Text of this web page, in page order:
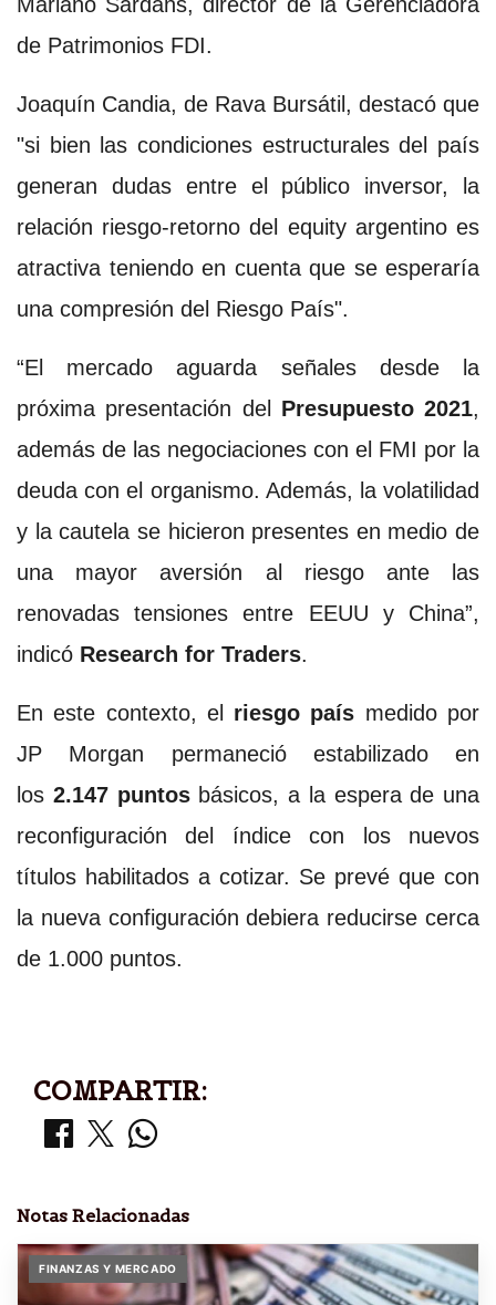
Mariano Sardáns, director de la Gerenciadora
de Patrimonios FDI.
Joaquín Candia, de Rava Bursátil, destacó que
"si bien las condiciones estructurales del país
generan dudas entre el público inversor, la
relación riesgo-retorno del equity argentino es
atractiva teniendo en cuenta que se esperaría
una compresión del Riesgo País".
“El mercado aguarda señales desde la
próxima presentación del Presupuesto 2021,
además de las negociaciones con el FMI por la
deuda con el organismo. Además, la volatilidad
y la cautela se hicieron presentes en medio de
una mayor aversión al riesgo ante las
renovadas tensiones entre EEUU y China”,
indicó Research for Traders.
En este contexto, el riesgo país medido por
JP Morgan permaneció estabilizado en
los 2.147 puntos básicos, a la espera de una
reconfiguración del índice con los nuevos
títulos habilitados a cotizar. Se prevé que con
la nueva configuración debiera reducirse cerca
de 1.000 puntos.
COMPARTIR:
Notas Relacionadas
FINANZAS Y MERCADO